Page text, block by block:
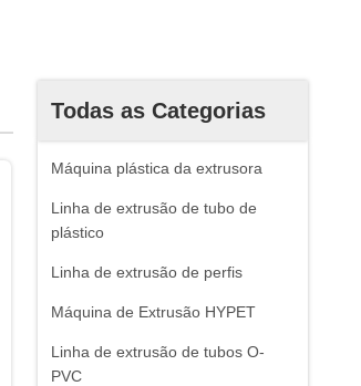
Todas as Categorias
Máquina plástica da extrusora
Linha de extrusão de tubo de
plástico
Linha de extrusão de perfis
Máquina de Extrusão HYPET
Linha de extrusão de tubos O-
PVC